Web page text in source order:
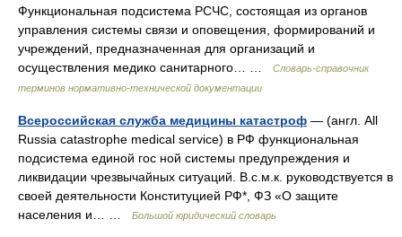
Функциональная подсистема РСЧС, состоящая из органов
управления системы связи и оповещения, формирований и
учреждений, предназначенная для организаций и
осуществления медико санитарного… …
Словарь-справочник
терминов нормативно-технической документации
Всероссийская служба медицины катастроф — (англ. All
Russia catastrophe medical service) в РФ функциональная
подсистема единой гос ной системы предупреждения и
ликвидации чрезвычайных ситуаций. В.с.м.к. руководствуется в
своей деятельности Конституцией РФ*, ФЗ «О защите
населения и… …
Большой юридический словарь